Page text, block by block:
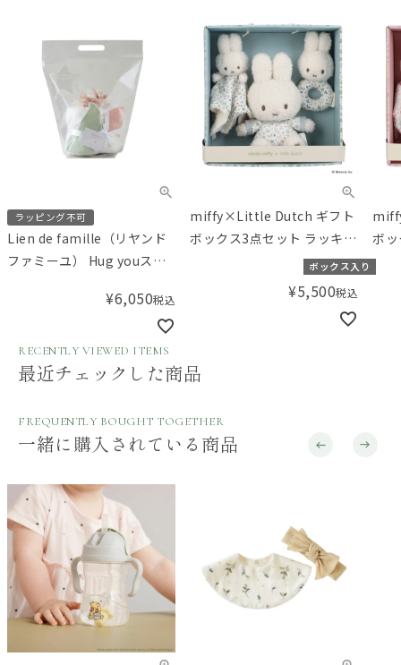
ラッピング不可
Lien de famille（リヤンド
ファミーユ） Hug youスタ
ーキ チューリップ
¥6,050税込
miffy×Little Dutch ギフト
ボックス3点セット ラッキー
ボックス入り
¥5,500税込
ボ
ブ
RECENTLY VIEWED ITEMS
最近チェックした商品
FREQUENTLY BOUGHT TOGETHER
一緒に購入されている商品